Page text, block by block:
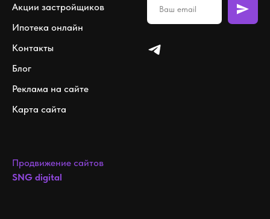
Акции застройщиков
Ипотека онлайн
Контакты
Блог
Реклама на сайте
Карта сайта
Продвижение сайтов
SNG digital